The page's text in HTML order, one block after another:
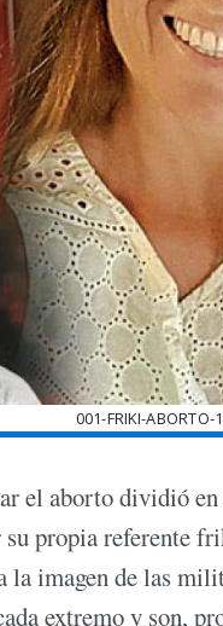
001-FRIKI-ABORTO-1
el aborto dividió
propia referente
imagen de las
extremo y son,